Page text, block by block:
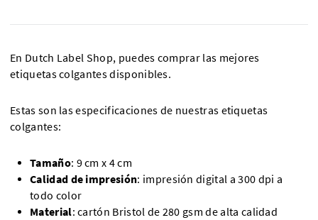
En Dutch Label Shop, puedes comprar las mejores
etiquetas colgantes disponibles.
Estas son las especificaciones de nuestras etiquetas
colgantes:
Tamaño: 9 cm x 4 cm
Calidad de impresión: impresión digital a 300 dpi a
todo color
Material: cartón Bristol de 280 gsm de alta calidad